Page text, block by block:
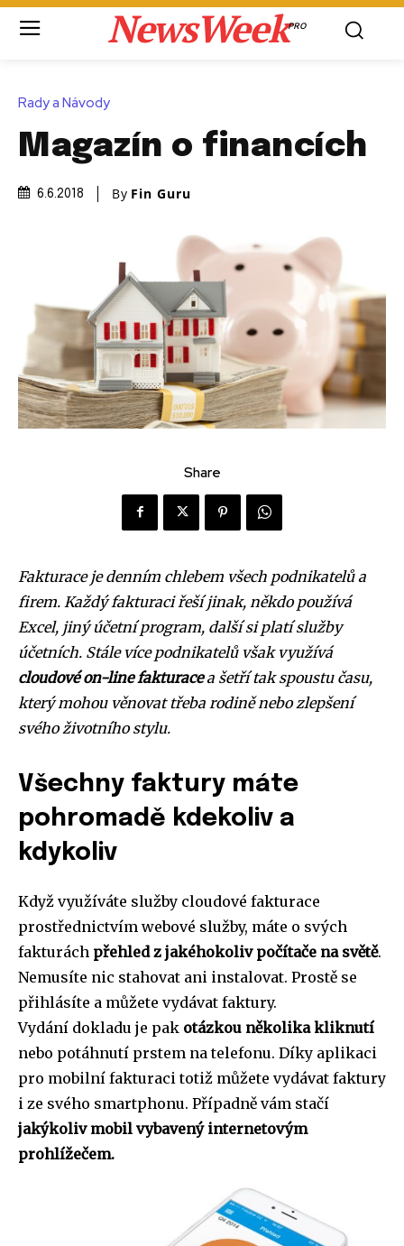
NewsWeekPRO
Rady a Návody
Magazín o financích
6.6.2018 By Fin Guru
Share
Fakturace je denním chlebem všech podnikatelů a
firem. Každý fakturaci řeší jinak, někdo používá
Excel, jiný účetní program, další si platí služby
účetních. Stále více podnikatelů však využívá
cloudové on-line fakturacea šetří tak spoustu času,
který mohou věnovat třeba rodině nebo zlepšení
svého životního stylu.
Všechny faktury máte
pohromadě kdekoliv a
kdykoliv
Když využíváte služby cloudové fakturace
prostřednictvím webové služby, máte o svých
fakturách přehled z jakéhokoliv počítače na světě.
Nemusíte nic stahovat ani instalovat. Prostě se
přihlásíte a můžete vydávat faktury.
Vydání dokladu je pak otázkou několika kliknutí
nebo potáhnutí prstem na telefonu. Díky aplikaci
pro mobilní fakturaci totiž můžete vydávat faktury
i ze svého smartphonu. Případně vám stačí
jakýkoliv mobil vybavený internetovým
prohlížečem.